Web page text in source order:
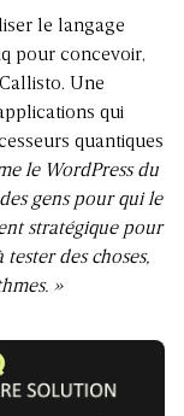
le langage
pour concevoir,
Une
qui
quantiques
le WordPress du
gens pour qui le
stratégique pour
des choses,
»